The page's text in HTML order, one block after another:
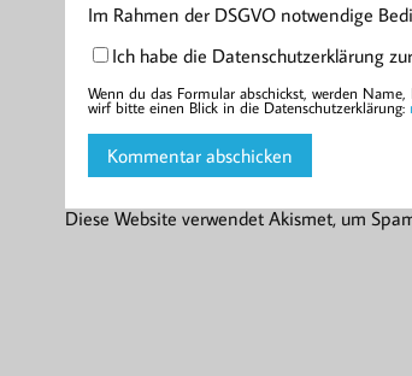
Im Rahmen der DSGVO notwendige
Ich habe die Datenschutzerklärung
Wenn du das Formular abschickst, werden
wirf bitte einen Blick in die Datenschutzerklärung:
Diese Website verwendet Akismet, um